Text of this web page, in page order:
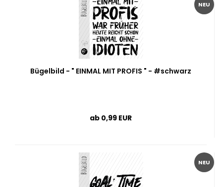
NEU
Bügelbild - " EINMAL MIT PROFIS " - #schwarz
ab 0,99 EUR
NEU